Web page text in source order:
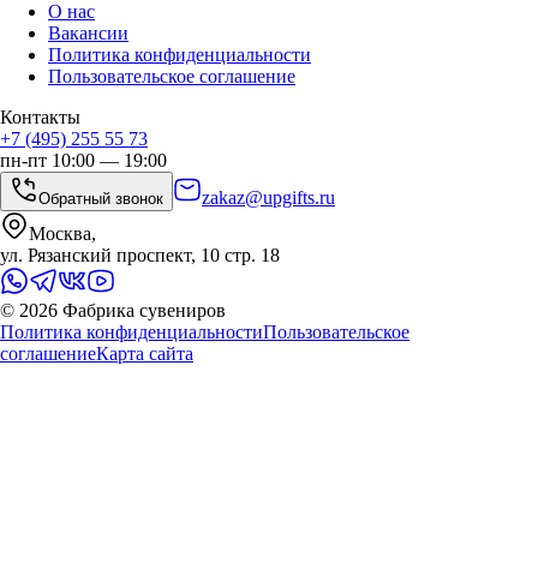
О нас
Вакансии
Политика конфиденциальности
Пользовательское соглашение
Контакты
+7 (495) 255 55 73
пн-пт 10:00 — 19:00
Обратный звонок
zakaz@upgifts.ru
Москва,
ул. Рязанский проспект, 10 стр. 18
© 2026 Фабрика сувениров
Политика конфиденциальностиПользовательское
соглашениеКарта сайта